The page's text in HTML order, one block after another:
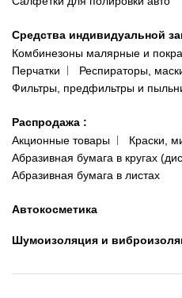
Средства индивидуальной
Комбинезоны малярные и
Перчатки
Респираторы,
Фильтры, предфильтры и
Распродажа :
Акционные товары
Краски,
Абразивная бумага в кругах
Абразивная бумага в листах
Автокосметика
Шумоизоляция и